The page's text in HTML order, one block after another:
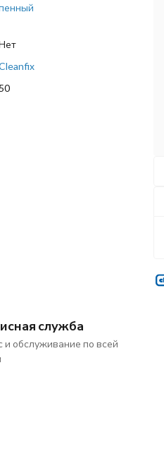
50
служба
и обслуживание по всей